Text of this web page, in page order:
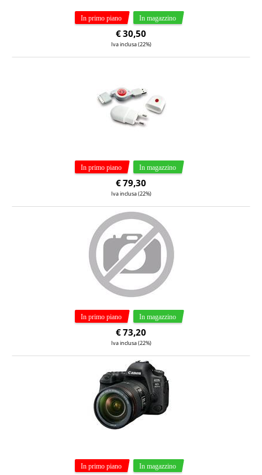
€30,50
Iva inclusa (22%)
€79,30
Iva inclusa (22%)
€73,20
Iva inclusa (22%)